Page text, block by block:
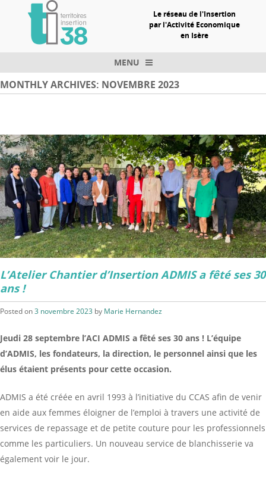
Le réseau de l'Insertion
par l'Activité Economique
en Isère
MENU
Skip to content
MONTHLY ARCHIVES: NOVEMBRE 2023
L’Atelier Chantier d’Insertion ADMIS a fêté ses 30
ans !
Posted on3 novembre 2023 by Marie Hernandez
Jeudi 28 septembre l’ACI ADMIS a fêté ses 30 ans ! L’équipe
d’ADMIS, les fondateurs, la direction, le personnel ainsi que les
élus étaient présents pour cette occasion.
ADMIS a été créée en avril 1993 à l’initiative du CCAS afin de venir
en aide aux femmes éloigner de l’emploi à travers une activité de
services de repassage et de petite couture pour les professionnels
comme les particuliers. Un nouveau service de blanchisserie va
également voir le jour.